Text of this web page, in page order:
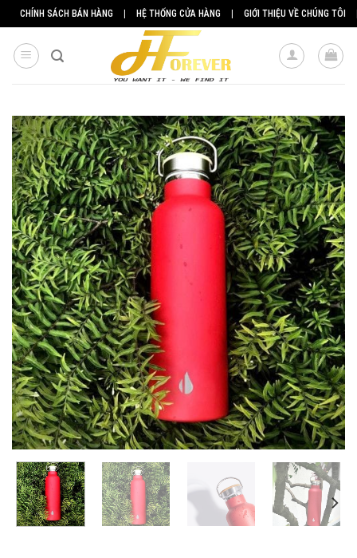
Skip
to
content
CHÍNH SÁCH BÁN HÀNG | HỆ THỐNG CỬA HÀNG | GIỚI THIỆU VỀ CHÚNG TÔI